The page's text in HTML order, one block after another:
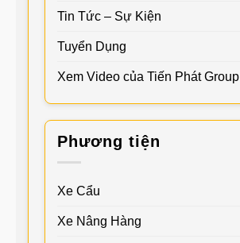
Tin Tức – Sự Kiện
Tuyển Dụng
Xem Video của Tiến Phát Group
Phương tiện
Xe Cẩu
Xe Nâng Hàng